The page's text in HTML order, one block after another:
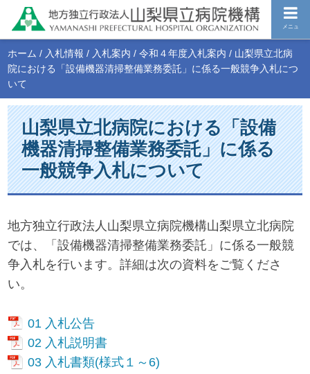
メニュ
ホーム / 入札情報 / 入札案内 /令和４年度入札案内 / 山梨県立北病
院における「設備機器清掃整備業務委託」に係る一般競争入札につ
いて
山梨県立北病院における「設備
機器清掃整備業務委託」に係る
一般競争入札について
地方独立行政法人山梨県立病院機構山梨県立北病院
では、「設備機器清掃整備業務委託」に係る一般競
争入札を行います。詳細は次の資料をご覧くださ
い。
01 入札公告
02 入札説明書
03 入札書類(様式１～6)